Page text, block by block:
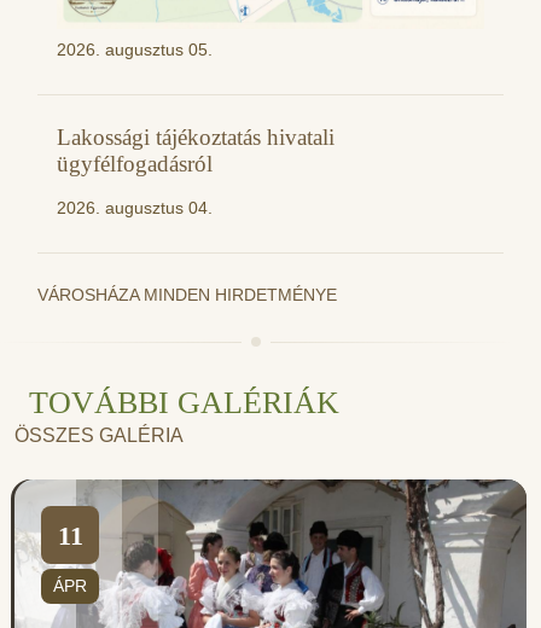
2026. augusztus 05.
Lakossági tájékoztatás hivatali
ügyfélfogadásról
2026. augusztus 04.
VÁROSHÁZA MINDEN HIRDETMÉNYE
TOVÁBBI GALÉRIÁK
ÖSSZES GALÉRIA
11
ÁPR